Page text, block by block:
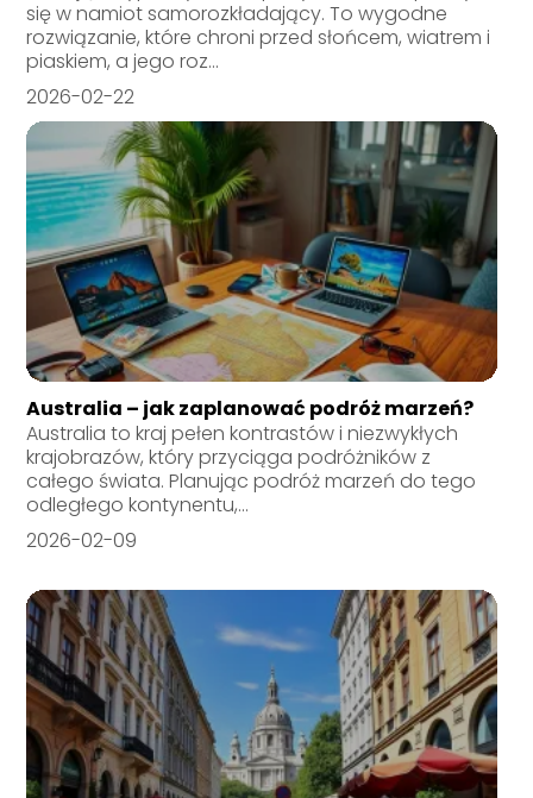
się w namiot samorozkładający. To wygodne
rozwiązanie, które chroni przed słońcem, wiatrem i
piaskiem, a jego roz...
2026-02-22
Australia – jak zaplanować podróż marzeń?
Australia to kraj pełen kontrastów i niezwykłych
krajobrazów, który przyciąga podróżników z
całego świata. Planując podróż marzeń do tego
odległego kontynentu,...
2026-02-09